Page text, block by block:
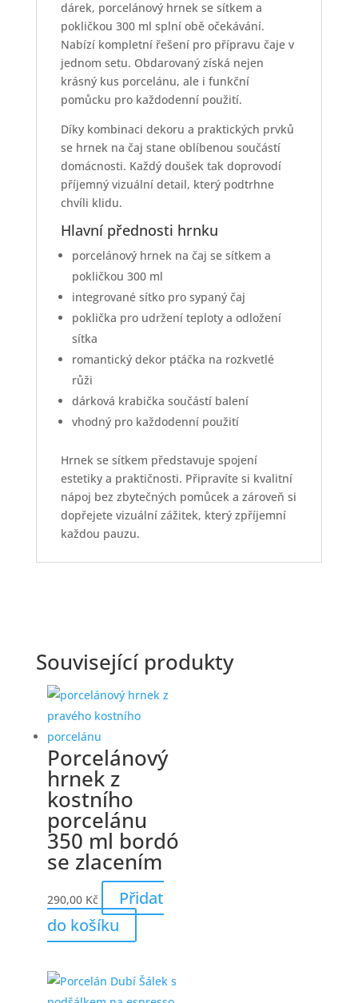
dárek, porcelánový hrnek se sítkem a
pokličkou 300 ml splní obě očekávání.
Nabízí kompletní řešení pro přípravu čaje v
jednom setu. Obdarovaný získá nejen
krásný kus porcelánu, ale i funkční
pomůcku pro každodenní použití.
Díky kombinaci dekoru a praktických prvků
se hrnek na čaj stane oblíbenou součástí
domácnosti. Každý doušek tak doprovodí
příjemný vizuální detail, který podtrhne
chvíli klidu.
Hlavní přednosti hrnku
porcelánový hrnek na čaj se sítkem a
pokličkou 300 ml
integrované sítko pro sypaný čaj
poklička pro udržení teploty a odložení
sítka
romantický dekor ptáčka na rozkvetlé
růži
dárková krabička součástí balení
vhodný pro každodenní použití
Hrnek se sítkem představuje spojení
estetiky a praktičnosti. Připravíte si kvalitní
nápoj bez zbytečných pomůcek a zároveň si
dopřejete vizuální zážitek, který zpříjemní
každou pauzu.
Související produkty
Porcelánový
hrnek z
kostního
porcelánu
350 ml bordó
se zlacením
290,00 Kč
Přidat
do košíku